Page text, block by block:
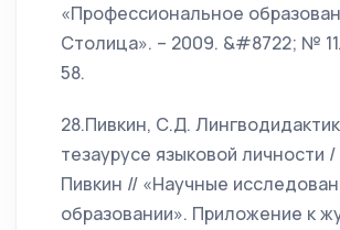
«Профессиональное
Столица». – 2009. &#8722; №
58.
28.Пивкин, С.Д.
тезаурусе языковой личности
Пивкин // «Научные
образовании». Приложение к